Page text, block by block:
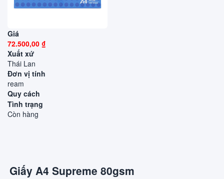
Giá
72.500,00 ₫
Xuất xứ
Thái Lan
Đơn vị tính
ream
Quy cách
Tình trạng
Còn hàng
Giấy A4 Supreme 80gsm